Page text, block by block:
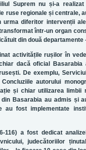
Suprem nu și-a
ruse regionale și centrale,
urma diferitor intervenții
într-un organ
din două
activitățile rușilor în
dacă oficial
De exemplu,
autorului
și chiar utilizarea
Basarabia au admis și
au fost implementate
116) a fost dedicat
judecătoriilor